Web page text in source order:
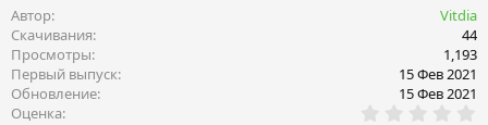
к
ц
и
и
:
Автор
Vitdia
Скачивания
44
Просмотры
1,193
Первый выпуск
15 Фев 2021
Обновление
15 Фев 2021
Оценка